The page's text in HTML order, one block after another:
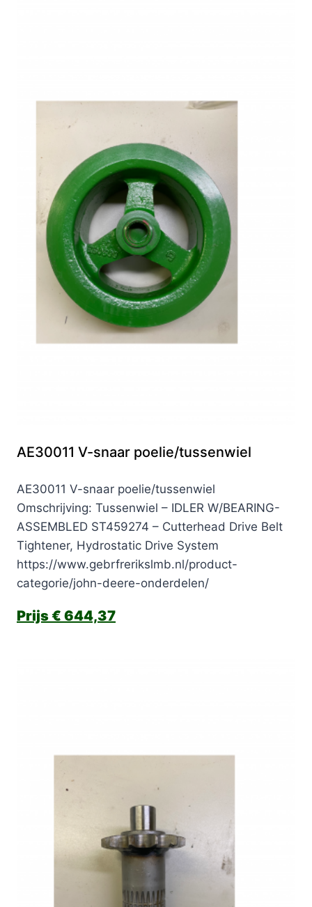
AE30011 V-snaar poelie/tussenwiel
AE30011 V-snaar poelie/tussenwiel
Omschrijving: Tussenwiel – IDLER W/BEARING-
ASSEMBLED ST459274 – Cutterhead Drive Belt
Tightener, Hydrostatic Drive System
https://www.gebrfrerikslmb.nl/product-
categorie/john-deere-onderdelen/
€ 644,37